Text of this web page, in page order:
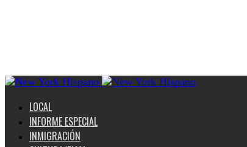
LOCAL
INFORME ESPECIAL
INMIGRACIÓN